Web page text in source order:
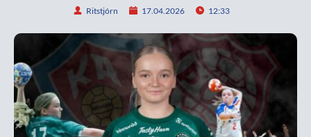
Ritstjórn 17.04.2026 12:33